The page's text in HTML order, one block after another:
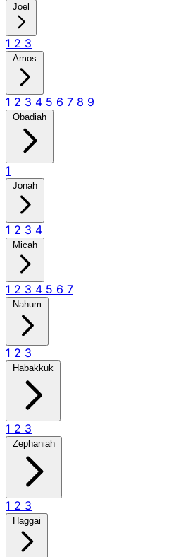
Joel
1 2 3
Amos
1 2 3 4 5 6 7 8 9
Obadiah
1
Jonah
1 2 3 4
Micah
1 2 3 4 5 6 7
Nahum
1 2 3
Habakkuk
1 2 3
Zephaniah
1 2 3
Haggai